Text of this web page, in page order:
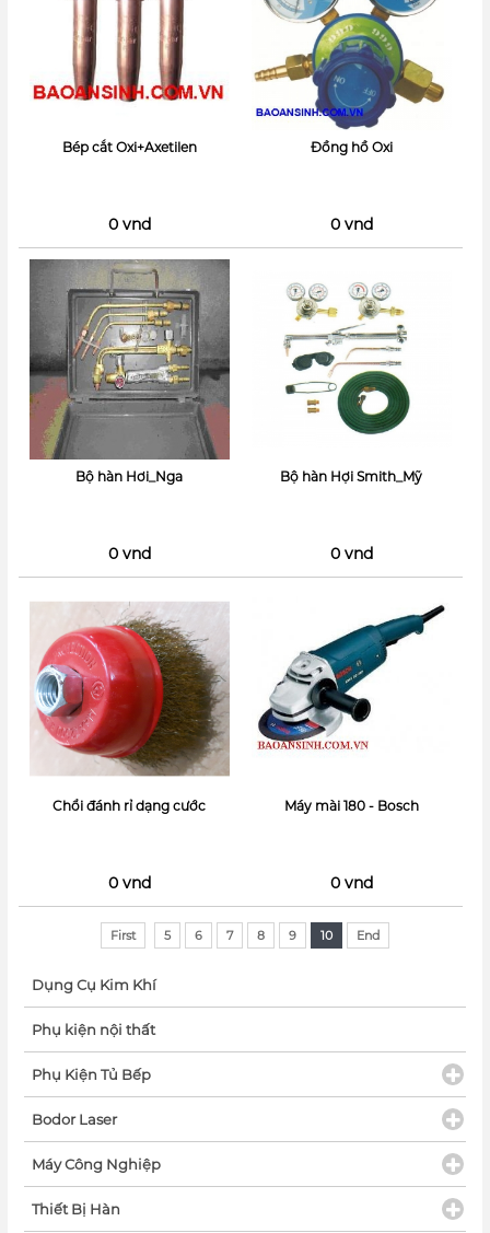
Bép cắt Oxi+Axetilen
0 vnd
Đồng hồ Oxi
0 vnd
Bộ hàn Hơi_Nga
0 vnd
Bộ hàn Hợi Smith_Mỹ
0 vnd
Chổi đánh rỉ dạng cước
0 vnd
Máy mài 180 - Bosch
0 vnd
First 5 6 7 8 9 10 End
Dụng Cụ Kim Khí
Phụ kiện nội thất
Phụ Kiện Tủ Bếp
Bodor Laser
Máy Công Nghiệp
Thiết Bị Hàn